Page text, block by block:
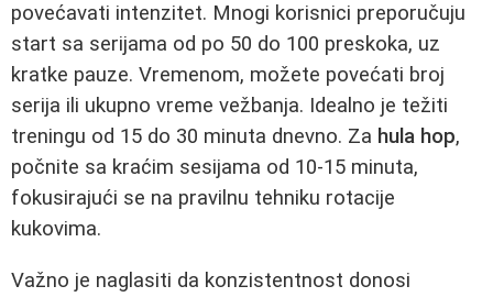
povećavati intenzitet. Mnogi korisnici preporučuju
start sa serijama od po 50 do 100 preskoka, uz
kratke pauze. Vremenom, možete povećati broj
serija ili ukupno vreme vežbanja. Idealno je težiti
treningu od 15 do 30 minuta dnevno. Za hula hop,
počnite sa kraćim sesijama od 10-15 minuta,
fokusirajući se na pravilnu tehniku rotacije
kukovima.
Važno je naglasiti da konzistentnost donosi